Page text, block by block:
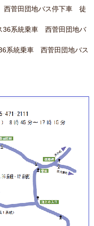
西菅田団地バス停下車 徒
36系統乗車 西菅田団地バ
系統乗車 西菅田団地バス